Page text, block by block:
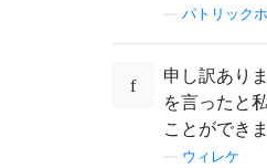
パトリック
申し訳あり
を言ったと
ことができ
ウィレケ